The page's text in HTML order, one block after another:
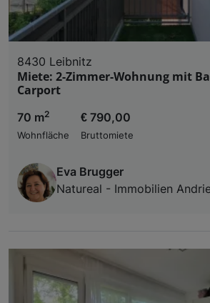
8430 Leibnitz
Miete: 2-Zimmer-Wohnung mit
Carport
70 m2
Wohnfläche
€ 790,00
Bruttomiete
Eva Brugger
Natureal - Immobilien